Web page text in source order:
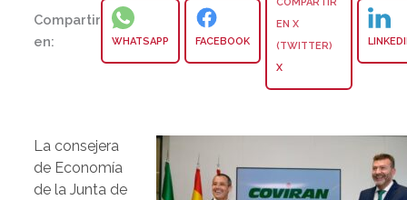
Compartir
en:
WHATSAPP FACEBOOK
X
La consejera
de Economía
de la Junta de